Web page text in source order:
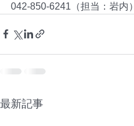
042-850-6241（担当：岩内）
最新記事